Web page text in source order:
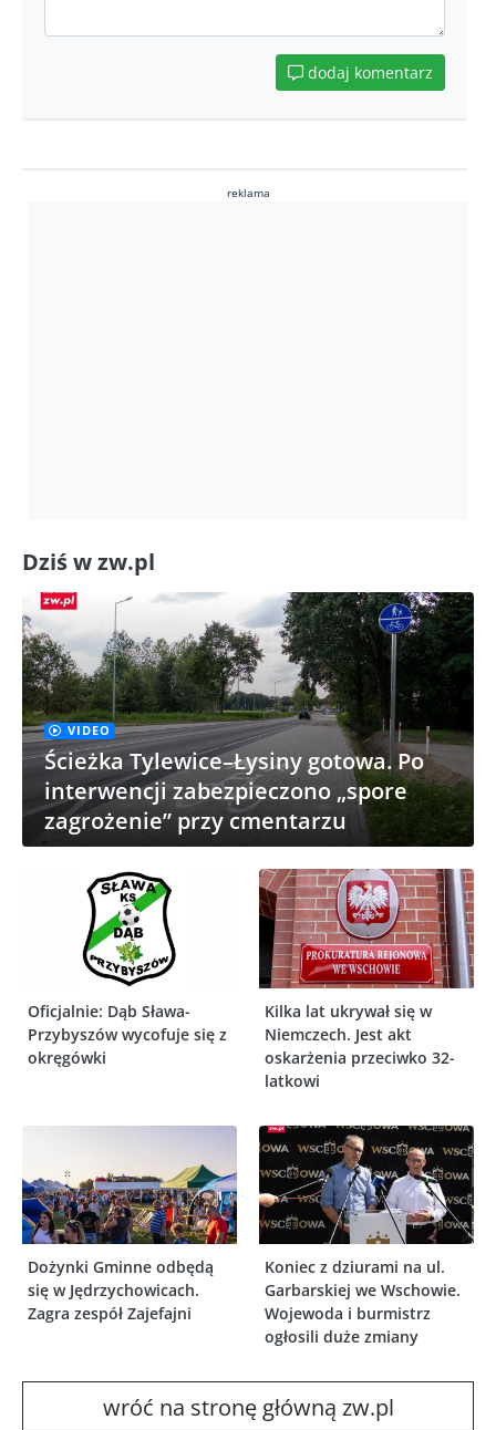
dodaj komentarz
reklama
Dziś w zw.pl
VIDEO
Ścieżka Tylewice–Łysiny gotowa. Po
interwencji zabezpieczono „spore
zagrożenie” przy cmentarzu
Oficjalnie: Dąb Sława-
Przybyszów wycofuje się z
okręgówki
Kilka lat ukrywał się w
Niemczech. Jest akt
oskarżenia przeciwko 32-
latkowi
Dożynki Gminne odbędą
się w Jędrzychowicach.
Zagra zespół Zajefajni
Koniec z dziurami na ul.
Garbarskiej we Wschowie.
Wojewoda i burmistrz
ogłosili duże zmiany
wróć na stronę główną zw.pl